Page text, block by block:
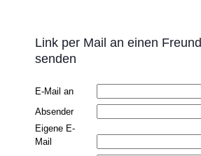
Link per Mail an einen Freund
senden
E-Mail an
Absender
Eigene E-
Mail